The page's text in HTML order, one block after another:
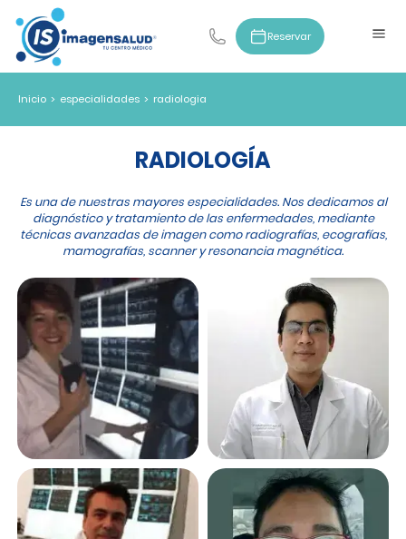
Reservar
Inicio > especialidades > radiologia
RADIOLOGÍA
Es una de nuestras mayores especialidades. Nos dedicamos al
diagnóstico y tratamiento de las enfermedades, mediante
técnicas avanzadas de imagen como radiografías, ecografías,
mamografías, scanner y resonancia magnética.